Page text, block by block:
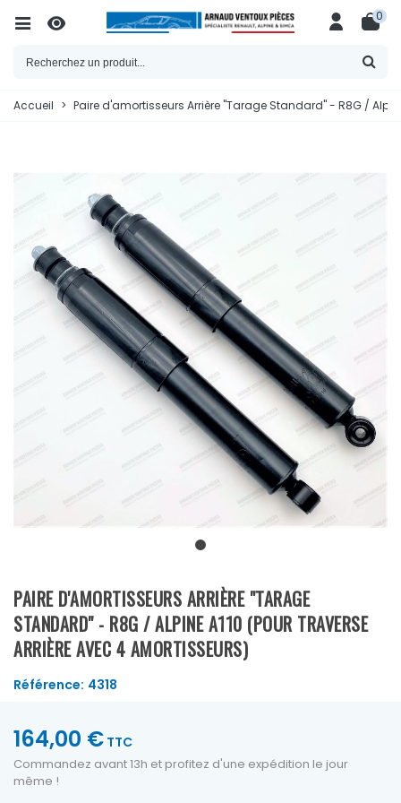
0
Accueil > Paire d'amortisseurs Arrière "Tarage Standard" - R8G /
PAIRE D'AMORTISSEURS ARRIÈRE "TARAGE
STANDARD" - R8G / ALPINE A110 (POUR TRAVERSE
ARRIÈRE AVEC 4 AMORTISSEURS)
Référence: 4318
164,00 € TTC
Commandez avant 13h et profitez d'une expédition le jour
même !